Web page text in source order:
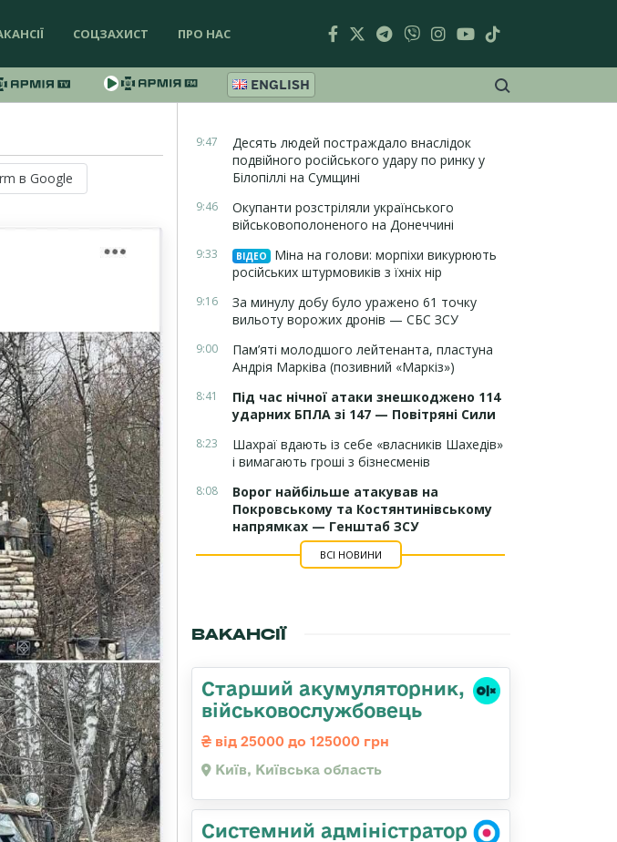
СОЦЗАХИСТ ПРО НАС
ENGLISH
в Google
9:47
Десять людей постраждало внаслідок
подвійного російського удару по ринку у
Білопіллі на Сумщині
9:46
Окупанти розстріляли українського
військовополоненого на Донеччині
9:33 ВІДЕО
Міна на голови: морпіхи викурюють
російських штурмовиків з їхніх нір
9:16
За минулу добу було уражено 61 точку
вильоту ворожих дронів — СБС ЗСУ
9:00
Пам’яті молодшого лейтенанта, пластуна
Андрія Марківа (позивний «Маркіз»)
8:41
Під час нічної атаки знешкоджено 114
ударних БПЛА зі 147 — Повітряні Сили
8:23
Шахраї вдають із себе «власників Шахедів»
і вимагають гроші з бізнесменів
8:08
Ворог найбільше атакував на
Покровському та Костянтинівському
напрямках — Генштаб ЗСУ
ВСІ НОВИНИ
ВАКАНСІЇ
Старший акумуляторник,
військовослужбовець
від 25000 до 125000 грн
Київ, Київська область
Системний адміністратор